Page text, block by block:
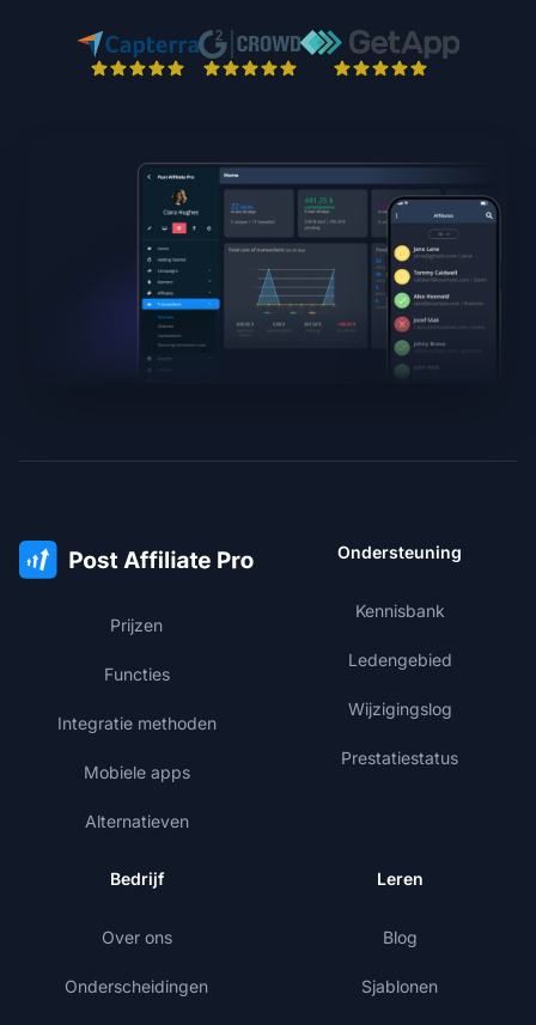
Prijzen
Functies
Integratie methoden
Mobiele apps
Alternatieven
Ondersteuning
Kennisbank
Ledengebied
Wijzigingslog
Prestatiestatus
Bedrijf
Over ons
Onderscheidingen
Leren
Blog
Sjablonen